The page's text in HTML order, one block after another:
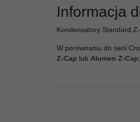
Informacja
Kondensatory Standard
W porównaniu do serii
Z-Cap lub Alumen Z-Cap